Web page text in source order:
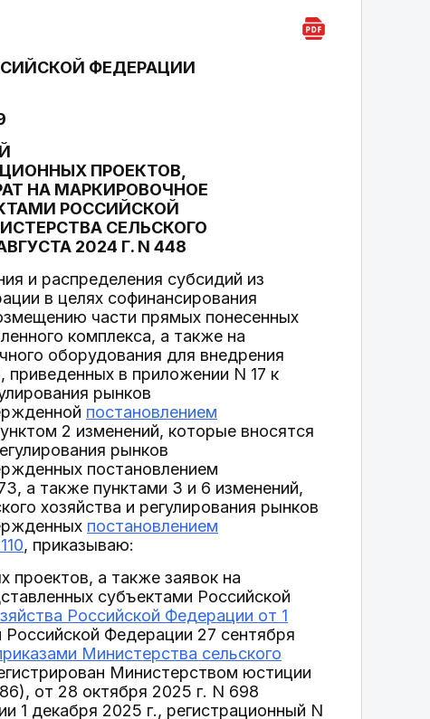
ФЕДЕРАЦИИ
ПРОЕКТОВ,
НА МАРКИРОВОЧНОЕ
РОССИЙСКОЙ
СЕЛЬСКОГО
2024 Г. N 448
и распределения субсидий из
в целях софинансирования
части прямых понесенных
комплекса, а также на
оборудования для внедрения
в приложении N 17 к
рынков
постановлением
2 изменений, которые вносятся
рынков
постановлением
а также пунктами 3 и 6 изменений,
хозяйства и регулирования рынков
постановлением
, приказываю:
проектов, а также заявок на
субъектами Российской
Российской Федерации от 1
Федерации 27 сентября
Министерства сельского
Министерством юстиции
от 28 октября 2025 г. N 698
1 декабря 2025 г., регистрационный N